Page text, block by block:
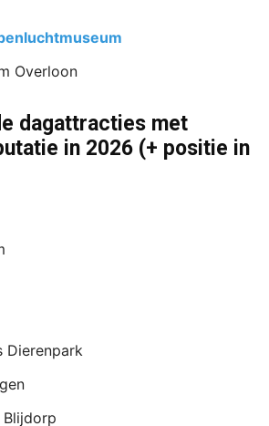
Overloon
dagattracties met
in 2026 (+ positie in
Dierenpark